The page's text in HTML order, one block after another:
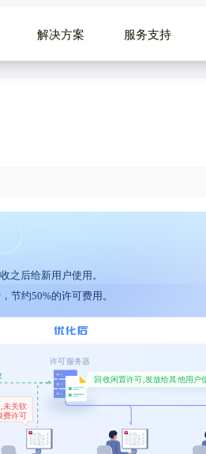
解决方案 服务支持